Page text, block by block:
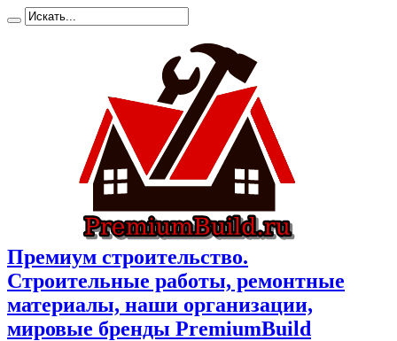
Премиум cтроительство.
Cтроительные работы, ремонтные
материалы, наши организации,
мировые бренды PremiumBuild